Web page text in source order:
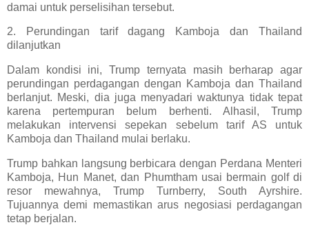
damai untuk perselisihan tersebut.
2. Perundingan tarif dagang Kamboja dan Thailand
dilanjutkan
Dalam kondisi ini, Trump ternyata masih berharap agar
perundingan perdagangan dengan Kamboja dan Thailand
berlanjut. Meski, dia juga menyadari waktunya tidak tepat
karena pertempuran belum berhenti. Alhasil, Trump
melakukan intervensi sepekan sebelum tarif AS untuk
Kamboja dan Thailand mulai berlaku.
Trump bahkan langsung berbicara dengan Perdana Menteri
Kamboja, Hun Manet, dan Phumtham usai bermain golf di
resor mewahnya, Trump Turnberry, South Ayrshire.
Tujuannya demi memastikan arus negosiasi perdagangan
tetap berjalan.